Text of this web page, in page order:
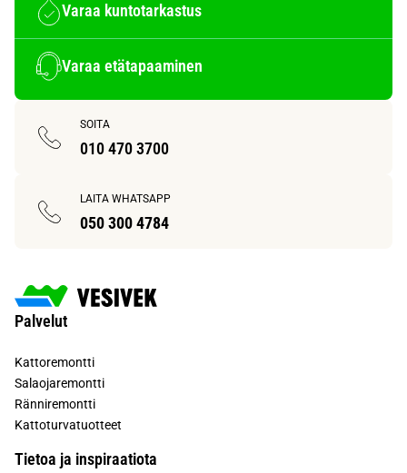
Varaa kuntotarkastus
Varaa etätapaaminen
SOITA
010 470 3700
LAITA WHATSAPP
050 300 4784
Palvelut
Kattoremontti
Salaojaremontti
Ränniremontti
Kattoturvatuotteet
Tietoa ja inspiraatiota